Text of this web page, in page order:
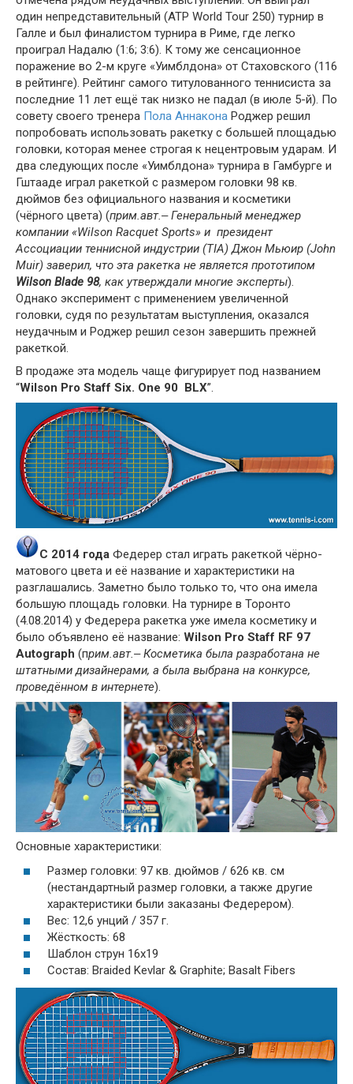
один непредставительный (ATP World Tour 250) турнир в
Галле и был финалистом турнира в Риме, где легко
проиграл Надалю (1:6; 3:6). К тому же сенсационное
поражение во 2-м круге «Уимблдона» от Стаховского (116
в рейтинге). Рейтинг самого титулованного теннисиста за
последние 11 лет ещё так низко не падал (в июле 5-й). По
совету своего тренера Пола Аннакона Роджер решил
попробовать использовать ракетку с большей площадью
головки, которая менее строгая к нецентровым ударам. И
два следующих после «Уимблдона» турнира в Гамбурге и
Гштааде играл ракеткой с размером головки 98 кв.
дюймов без официального названия и косметики
(чёрного цвета) (прим.авт.‒ Генеральный менеджер
компании «Wilson Racquet Sports» и президент
Ассоциации теннисной индустрии (TIA) Джон Мьюир (John
Muir) заверил, что эта ракетка не является прототипом
Wilson Blade 98, как утверждали многие эксперты).
Однако эксперимент с применением увеличенной
головки, судя по результатам выступления, оказался
неудачным и Роджер решил сезон завершить прежней
ракеткой.
В продаже эта модель чаще фигурирует под названием
“Wilson Pro Staff Six. One 90 BLX”.
С 2014 года Федерер стал играть ракеткой чёрно-
матового цвета и её название и характеристики на
разглашались. Заметно было только то, что она имела
большую площадь головки. На турнире в Торонто
(4.08.2014) у Федерера ракетка уже имела косметику и
было объявлено её название: Wilson Pro Staff RF 97
Autograph (прим.авт.‒ Косметика была разработана не
штатными дизайнерами, а была выбрана на конкурсе,
проведённом в интернете).
Основные характеристики:
Размер головки: 97 кв. дюймов / 626 кв. см
(нестандартный размер головки, а также другие
характеристики были заказаны Федерером).
Вес: 12,6 унций / 357 г.
Жёсткость: 68
Шаблон струн 16x19
Состав: Braided Kevlar & Graphite; Basalt Fibers